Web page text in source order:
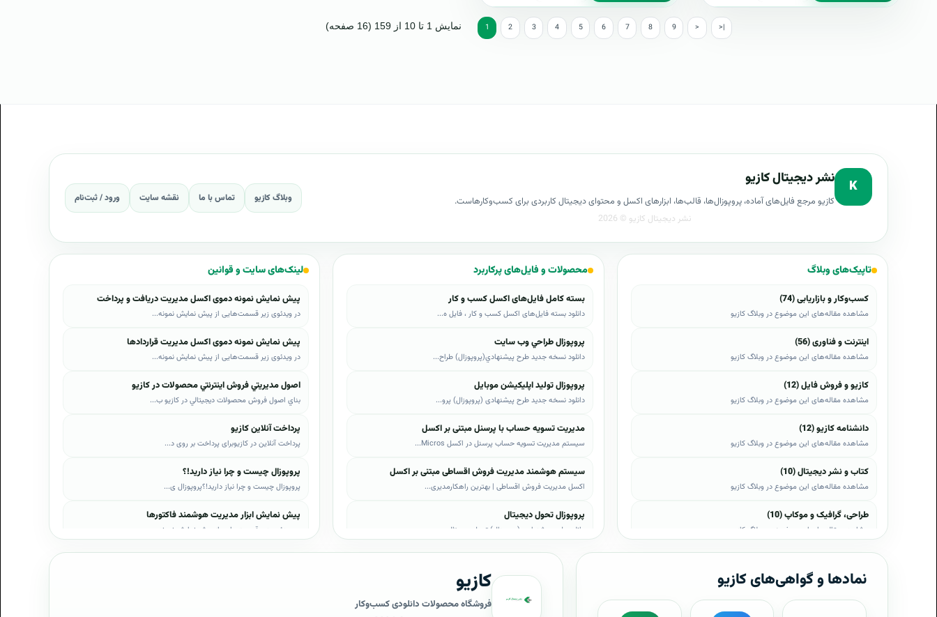
1 2 3 4 5 6 7 8 9 > >| نمایش 1 تا 10 از 159 (16 صفحه)
K نشر دیجیتال کازیو
کازیو مرجع فایل‌های آماده، پروپوزال‌ها، قالب‌ها، ابزارهای اکسل و محتوای دیجیتال کاربردی برای کسب‌وکارهاست. وبلاگ کازیو تماس با ما نقشه سایت ورود / ثبت‌نام
تاپیک‌های وبلاگ
کسب‌وکار و بازاریابی (74)
مشاهده مقاله‌های این موضوع در وبلاگ کازیو
اینترنت و فناوری (56)
مشاهده مقاله‌های این موضوع در وبلاگ کازیو
کازیو و فروش فایل (12)
مشاهده مقاله‌های این موضوع در وبلاگ کازیو
دانشنامه کازیو (12)
مشاهده مقاله‌های این موضوع در وبلاگ کازیو
کتاب و نشر دیجیتال (10)
مشاهده مقاله‌های این موضوع در وبلاگ کازیو
طراحی، گرافیک و موکاپ (10)
مشاهده مقاله‌های این موضوع در وبلاگ کازیو
مشاهده مقاله‌های این موضوع در وبلاگ کازیو
موبایل و اندروید (6)
محصولات و فایل‌های پرکاربرد
بسته کامل فایل‌های اکسل کسب و کار
دانلود بسته فایل‌های اکسل کسب و کار ، فایل ه...
پروپوزال طراحي وب سايت
دانلود نسخه جدید طرح پيشنهادي(پروپوزال) طراح...
پروپوزال تولید اپلیکیشن موبایل
دانلود نسخه جدید طرح پیشنهادی (پروپوزال) پرو...
مدیریت تسویه حساب با پرسنل مبتنی بر اکسل
سیستم مدیریت تسویه حساب پرسنل در اکسل Micros...
سیستم هوشمند مدیریت فروش اقساطی مبتنی بر اکسل
اکسل مدیریت فروش اقساطی | بهترین راهکارمدیری...
پروپوزال تحول دیجیتال
دانلود طرح پیشنهادی (پروپوزال) تحول دیجیتال،...
پروپوزال AI
دانلود طرح پيشنهادي(پروپوزال) هوش مصنوعی (AI...
پروپوزال بیزاجی
لینک‌های سایت و قوانین
پیش نمایش نمونه دموی اکسل مدیریت دریافت و پرداخت
در ویدئوی زیر قسمت‌هایی از پیش نمایش نمونه...
پیش نمایش نمونه دموی اکسل مدیریت قراردادها
در ویدئوی زیر قسمت‌هایی از پیش نمایش نمونه...
اصول مديريتي فروش اينترنتي محصولات در کازيو
بناي اصول فروش محصولات ديجيتالي در کازيو ب...
پرداخت آنلاین کازیو
پرداخت آنلاین در کازیوبرای پرداخت بر روی د...
پروپوزال چیست و چرا نیاز دارید!؟
پروپوزال چیست و چرا نیاز دارید!؟پروپوزال ی...
پیش نمایش ابزار مدیریت هوشمند فاکتورها
در ویدئوی زیر قسمت‌هایی از پیش نمایش نمونه...
نمادها و گواهی‌های کازیو کازیو
فروشگاه محصولات دانلودی کسب‌وکار